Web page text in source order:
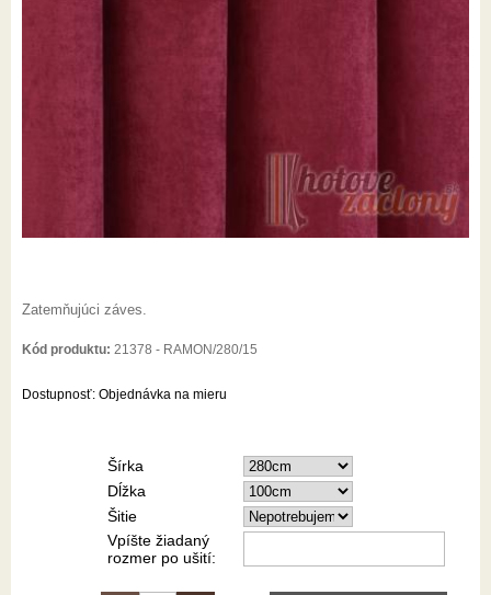
Zatemňujúci záves.
Kód produktu: 21378 - RAMON/280/15
Dostupnosť: Objednávka na mieru
Šírka
Dĺžka
Šitie
Vpíšte žiadaný
rozmer po ušití: